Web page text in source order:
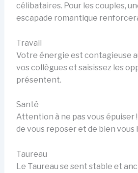
célibataires. Pour les couples,
escapade romantique
Travail
Votre énergie est contagieuse
vos collègues et saisissez les
présentent.
Santé
Attention à ne pas vous épuiser
de vous reposer et de bien vous
Taureau
Le Taureau se sent stable et